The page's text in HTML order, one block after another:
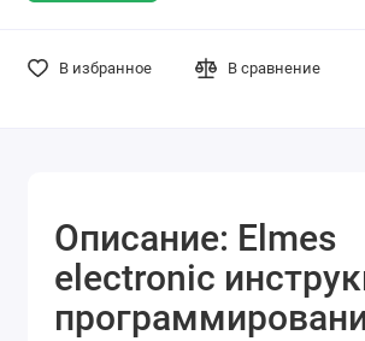
В избранное В сравнение
Описание: Elmes
electronic